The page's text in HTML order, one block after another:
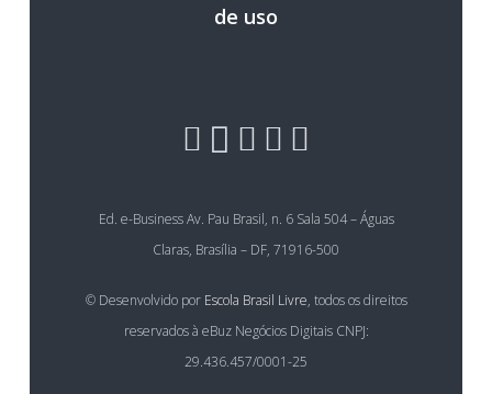
de uso
Ed. e-Business Av. Pau Brasil, n. 6 Sala 504 – Águas
Claras, Brasília – DF, 71916-500
© Desenvolvido por Escola Brasil Livre, todos os direitos
reservados à eBuz Negócios Digitais CNPJ:
29.436.457/0001-25